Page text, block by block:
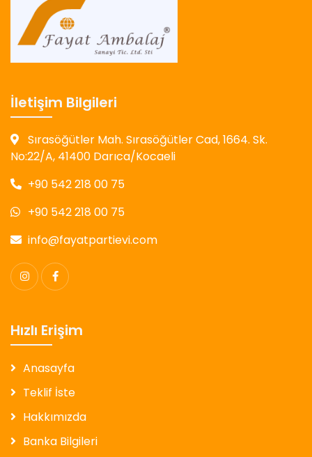
İletişim Bilgileri
Sırasöğütler Mah. Sırasöğütler Cad, 1664. Sk.
No:22/A, 41400 Darıca/Kocaeli
+90 542 218 00 75
+90 542 218 00 75
info@fayatpartievi.com
Hızlı Erişim
Anasayfa
Teklif İste
Hakkımızda
Banka Bilgileri